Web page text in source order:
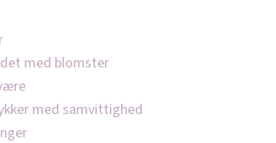
med blomster
med samvittighed